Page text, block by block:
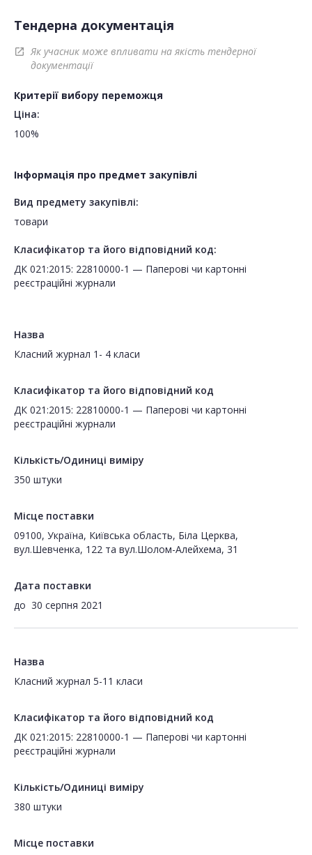
Тендерна документація
open_in_new
Як учасник може впливати на якість тендерної
документації
Критерії вибору переможця
Ціна:
100%
Інформація про предмет закупівлі
Вид предмету закупівлі:
товари
Класифікатор та його відповідний код:
ДК 021:2015: 22810000-1 — Паперові чи картонні
реєстраційні журнали
Назва
Класний журнал 1- 4 класи
Класифікатор та його відповідний код
ДК 021:2015: 22810000-1 — Паперові чи картонні
реєстраційні журнали
Кількість/Одиниці виміру
350 штуки
Місце поставки
09100, Україна, Київська область, Біла Церква,
вул.Шевченка, 122 та вул.Шолом-Алейхема, 31
Дата поставки
до 30 серпня 2021
Назва
Класний журнал 5-11 класи
Класифікатор та його відповідний код
ДК 021:2015: 22810000-1 — Паперові чи картонні
реєстраційні журнали
Кількість/Одиниці виміру
380 штуки
Місце поставки